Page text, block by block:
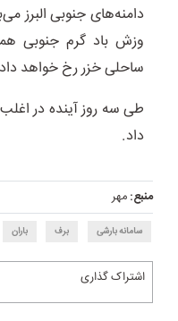
دامنه‌های جنوبی البرز
وزش باد گرم جنوبی
ساحلی خزر رخ خواهد
طی سه روز آینده در
داد.
منبع:مهر
سامانه بارشی برف باران
اشتراک گذاری